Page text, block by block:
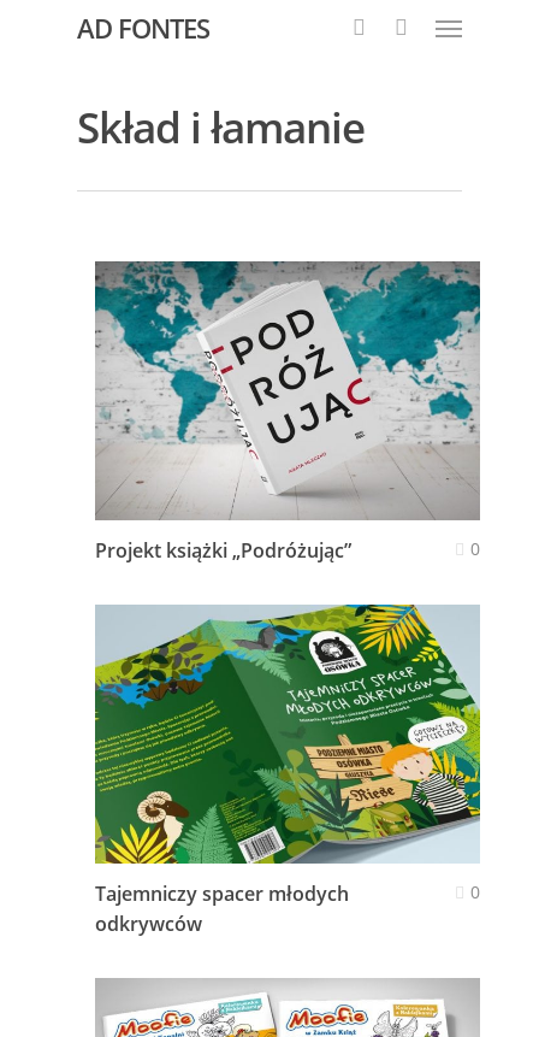
AD FONTES
Skład i łamanie
Projekt książki „Podróżując” 0
Tajemniczy spacer młodych
odkrywców
0